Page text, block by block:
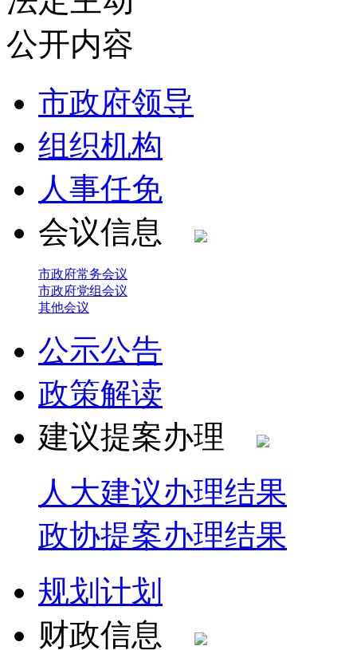
公开内容
市政府领导
组织机构
人事任免
会议信息
市政府常务会议
市政府党组会议
其他会议
公示公告
政策解读
建议提案办理
人大建议办理结果
政协提案办理结果
规划计划
财政信息